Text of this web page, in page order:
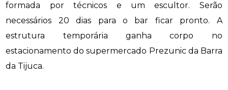
formada por técnicos e um escultor. Serão
necessários 20 dias para o bar ficar pronto. A
estrutura temporária ganha corpo no
estacionamento do supermercado Prezunic da Barra
da Tijuca.